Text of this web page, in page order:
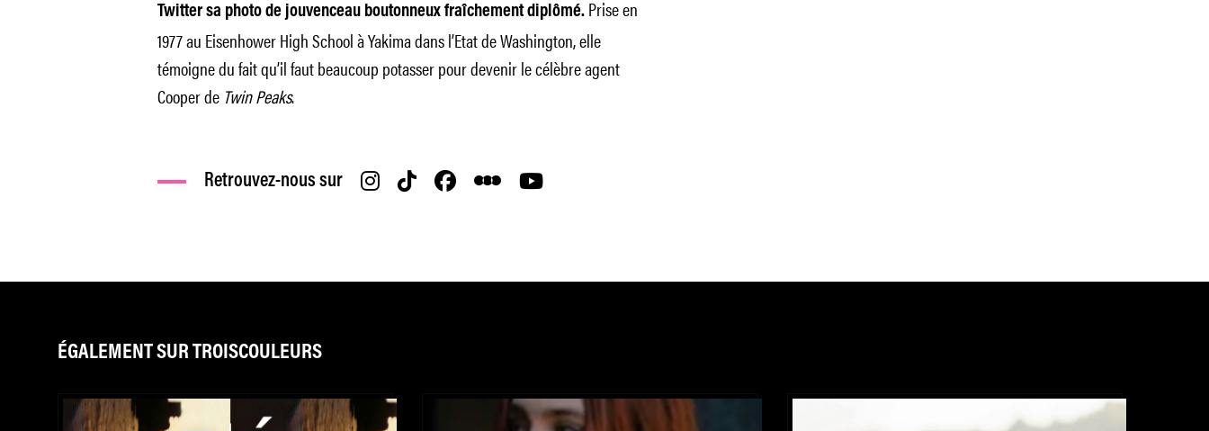
Twitter sa photo de jouvenceau boutonneux fraîchement diplômé.Prise en
1977 au Eisenhower High School à Yakima dans l’Etat de Washington, elle
témoigne du fait qu’il faut beaucoup potasser pour devenir le célèbre agent
Cooper deTwin Peaks.
Retrouvez-nous sur
ÉGALEMENT SUR TROISCOULEURS